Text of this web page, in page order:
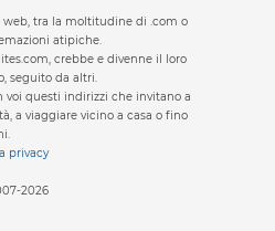
web, tra la moltitudine di .com o
atipiche.
crebbe e divenne il loro
seguito da altri.
voi questi indirizzi che invitano a
a viaggiare vicino a casa o fino
privacy
2026